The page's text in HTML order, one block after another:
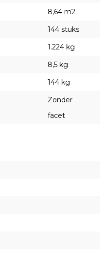
8,64 m2
144 stuks
1.224 kg
8,5 kg
144 kg
Zonder
facet